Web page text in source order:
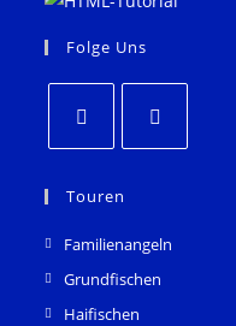
Folge Uns
in
neuen
Tab
in
neuen
Tab
Touren
Familienangeln
Grundfischen
Haifischen